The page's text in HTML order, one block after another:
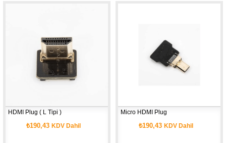
HDMI Plug ( L Tipi )
₺190,43KDV Dahil
Micro HDMI Plug
₺190,43KDV Dahil